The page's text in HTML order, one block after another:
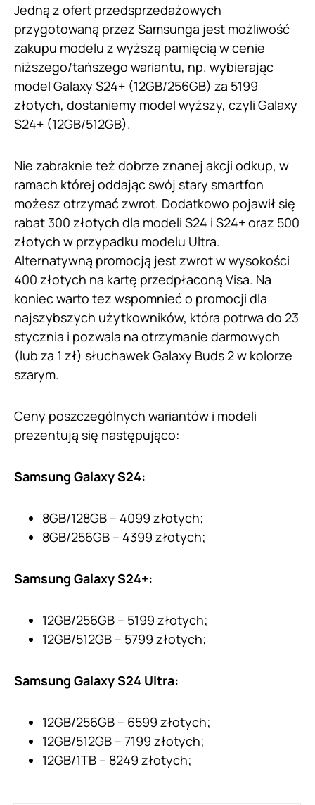
Jedną z ofert przedsprzedażowych
przygotowaną przez Samsunga jest możliwość
zakupu modelu z wyższą pamięcią w cenie
niższego/tańszego wariantu, np. wybierając
model Galaxy S24+ (12GB/256GB) za 5199
złotych, dostaniemy model wyższy, czyli Galaxy
S24+ (12GB/512GB).
Nie zabraknie też dobrze znanej akcji odkup, w
ramach której oddając swój stary smartfon
możesz otrzymać zwrot. Dodatkowo pojawił się
rabat 300 złotych dla modeli S24 i S24+ oraz 500
złotych w przypadku modelu Ultra.
Alternatywną promocją jest zwrot w wysokości
400 złotych na kartę przedpłaconą Visa. Na
koniec warto tez wspomnieć o promocji dla
najszybszych użytkowników, która potrwa do 23
stycznia i pozwala na otrzymanie darmowych
(lub za 1 zł) słuchawek Galaxy Buds 2 w kolorze
szarym.
Ceny poszczególnych wariantów i modeli
prezentują się następująco:
Samsung Galaxy S24:
8GB/128GB – 4099 złotych;
8GB/256GB – 4399 złotych;
Samsung Galaxy S24+:
12GB/256GB – 5199 złotych;
12GB/512GB – 5799 złotych;
Samsung Galaxy S24 Ultra:
12GB/256GB – 6599 złotych;
12GB/512GB – 7199 złotych;
12GB/1TB – 8249 złotych;